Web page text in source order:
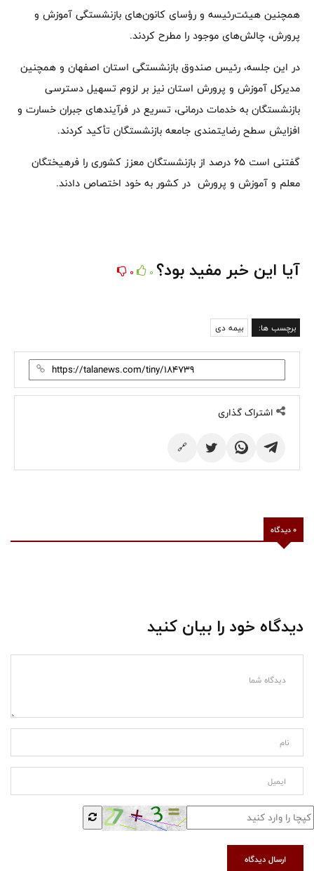
همچنین هیئت‌رئیسه و رؤسای کانون‌های بازنشستگی آموزش و
پرورش، چالش‌های موجود را مطرح کردند.
در این جلسه، رئیس صندوق بازنشستگی استان اصفهان و همچنین
مدیرکل آموزش و پرورش استان نیز بر لزوم تسهیل دسترسی
بازنشستگان به خدمات درمانی، تسریع در فرآیندهای جبران خسارت و
افزایش سطح رضایتمندی جامعه بازنشستگان تأکید کردند.
گفتنی است ۶۵ درصد از بازنشستگان معزز کشوری را فرهیختگان
معلم و آموزش و پرورش در کشور به خود اختصاص دادند.
آیا این خبر مفید بود؟ 0
0
برچسب ها: بیمه دی
اشتراک گذاری
🔗
0 دیدگاه
دیدگاه خود را بیان کنید
ارسال دیدگاه